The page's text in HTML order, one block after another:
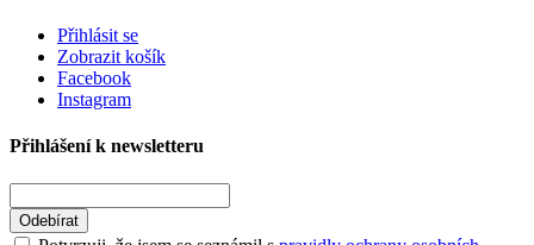
Přihlásit se
Zobrazit košík
Facebook
Instagram
Přihlášení k newsletteru
Odebírat